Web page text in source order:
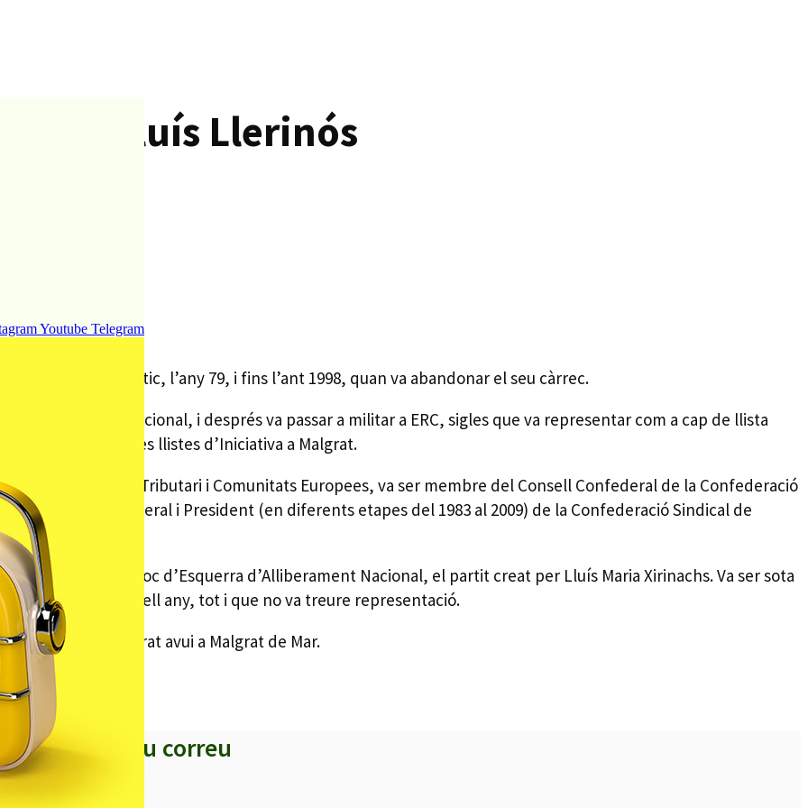
Youtube Telegram
Lluís Llerinós
democràtic, l’any 79, i fins l’ant 1998, quan va abandonar el seu càrrec.
d’Alliberament Nacional, i després va passar a militar a ERC, sigles que va representar com a cap de llista
va participar a les llistes d’Iniciativa a Malgrat.
diplomat en Dret Tributari i Comunitats Europees, va ser membre del Consell Confederal de la Confederació
Secretari General i President (en diferents etapes del 1983 al 2009) de la Confederació Sindical de
79, amb el Bloc d’Esquerra d’Alliberament Nacional, el partit creat per Lluís Maria Xirinachs. Va ser sota
generals d’aquell any, tot i que no va treure representació.
i serà enterrat avui a Malgrat de Mar.
titulars al teu correu